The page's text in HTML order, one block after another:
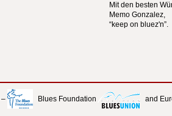
Mit den besten
Memo Gonzalez,
“keep on bluez'n”.
– Blues Foundation and